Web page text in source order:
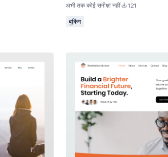
अभी तक कोई समीक्षा नहीं 121
बुकिंग